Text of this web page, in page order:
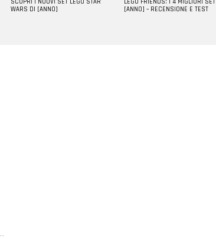
WARS DI [ANNO]
[ANNO] – RECENSIONE E TEST